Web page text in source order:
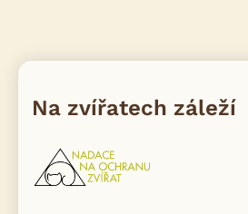
Na zvířatech záleží